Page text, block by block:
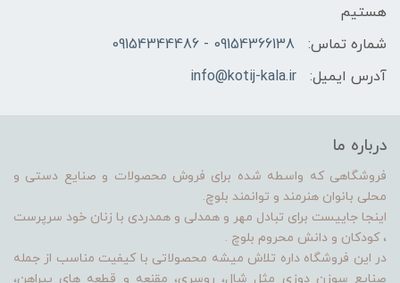
هستیم
شماره تماس:
09154366138 - 09154344486
آدرس ایمیل:
info@kotij-kala.ir
درباره ما
فروشگاهی که واسطه شده برای فروش محصولات و صنایع دستی و
محلی بانوان هنرمند و توانمند بلوچ.
اینجا جاییست برای تبادل مهر و همدلی و همدردی با زنان خود سرپرست
، کودکان و دانش محروم بلوچ .
در این فروشگاه داره تلاش میشه محصولاتی با کیفیت مناسب از جمله
صنایع سوزن دوزی مثل شال، روسری، مقنعه و قطعه های پیراهن،